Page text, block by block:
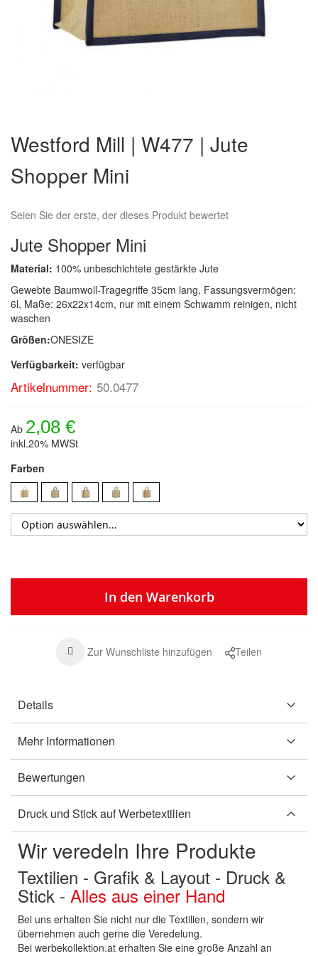
der
Bildergalerie
springen
Westford Mill | W477 | Jute
Shopper Mini
Seien Sie der erste, der dieses Produkt bewertet
Jute Shopper Mini
Material: 100% unbeschichtete gestärkte Jute
Gewebte Baumwoll-Tragegriffe 35cm lang, Fassungsvermögen:
6l, Maße: 26x22x14cm, nur mit einem Schwamm reinigen, nicht
waschen
Größen:ONESIZE
Verfügbarkeit: verfügbar
Artikelnummer: 50.0477
Ab 2,08 €
inkl.20% MWSt
Farben
In den Warenkorb
Zur Wunschliste hinzufügen Teilen
Details
Mehr Informationen
Bewertungen
Druck und Stick auf Werbetextilien
Wir veredeln Ihre Produkte
Textilien - Grafik & Layout - Druck &
Stick - Alles aus einer Hand
Bei uns erhalten Sie nicht nur die Textilien, sondern wir
übernehmen auch gerne die Veredelung.
Bei werbekollektion.at erhalten Sie eine große Anzahl an